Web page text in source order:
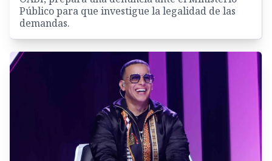
Público para que investigue la legalidad de las
demandas.